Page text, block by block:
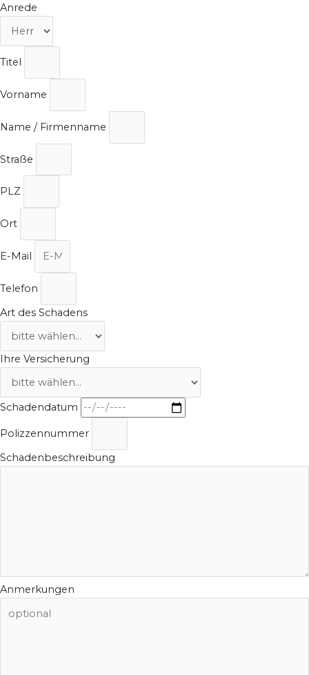
Zum
springen
Anrede
Titel
Vorname
Name / Firmenname
Straße
PLZ
Ort
E-Mail
Telefon
Art des Schadens
Ihre Versicherung
Schadendatum
Polizzennummer
Schadenbeschreibung
Anmerkungen